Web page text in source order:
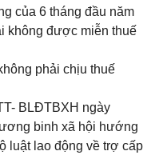
của 6 tháng đầu năm
không được miễn thuế
phải chịu thuế
BLĐTBXH ngày
binh xã hội hướng
luật lao động về trợ cấp